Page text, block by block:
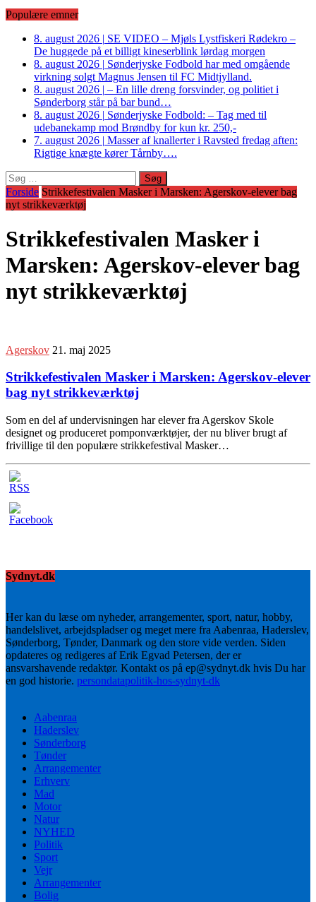
Populære emner
8. august 2026 | SE VIDEO – Mjøls Lystfiskeri Rødekro –
De huggede på et billigt kineserblink lørdag morgen
8. august 2026 | Sønderjyske Fodbold har med omgående
virkning solgt Magnus Jensen til FC Midtjylland.
8. august 2026 | – En lille dreng forsvinder, og politiet i
Sønderborg står på bar bund…
8. august 2026 | Sønderjyske Fodbold: – Tag med til
udebanekamp mod Brøndby for kun kr. 250,-
7. august 2026 | Masser af knallerter i Ravsted fredag aften:
Rigtige knægte kører Tårnby….
Søg
efter:
Forside Strikkefestivalen Masker i Marsken: Agerskov-elever bag
nyt strikkeværktøj
Strikkefestivalen Masker i
Marsken: Agerskov-elever bag
nyt strikkeværktøj
Agerskov 21. maj 2025
Strikkefestivalen Masker i Marsken: Agerskov-elever
bag nyt strikkeværktøj
Som en del af undervisningen har elever fra Agerskov Skole
designet og produceret pomponværktøjer, der nu bliver brugt af
frivillige til den populære strikkefestival Masker…
Sydnyt.dk
Her kan du læse om nyheder, arrangementer, sport, natur, hobby,
handelslivet, arbejdspladser og meget mere fra Aabenraa, Haderslev,
Sønderborg, Tønder, Danmark og den store vide verden. Siden
opdateres og redigeres af Erik Egvad Petersen, der er
ansvarshavende redaktør. Kontakt os på ep@sydnyt.dk hvis Du har
en god historie. persondatapolitik-hos-sydnyt-dk
Aabenraa
Haderslev
Sønderborg
Tønder
Arrangementer
Erhverv
Mad
Motor
Natur
NYHED
Politik
Sport
Vejr
Arrangementer
Bolig